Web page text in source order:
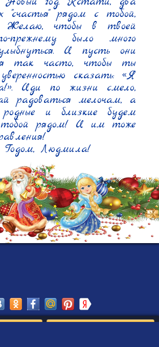
"счастья" рядом с тобой,
чтобы в твоей
прежнему было много
И пусть они
так часто, чтобы ты
сказать: «Я
Иди по жизни смело,
радоваться мелочам, а
и близкие будем
тобой рядом! И им тоже
Людмила!